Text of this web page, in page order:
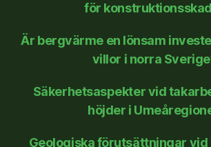
för
Är bergvärme en lönsam
villor i norra
Säkerhetsaspekter vid
höjder i
Geologiska förutsättningar